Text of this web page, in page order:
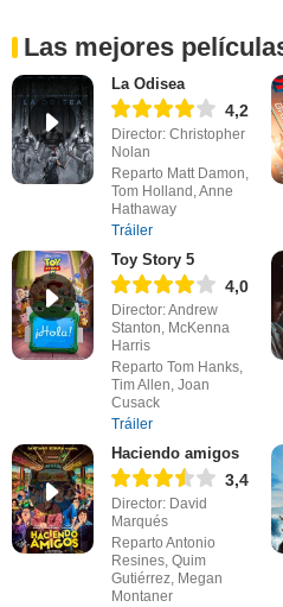
Las mejores
La Odisea
4,2
Director: Christopher
Nolan
Reparto Matt Damon,
Tom Holland, Anne
Hathaway
Tráiler
Toy Story 5
4,0
Director: Andrew
Stanton, McKenna
Harris
Reparto Tom Hanks,
Tim Allen, Joan
Cusack
Tráiler
Haciendo amigos
3,4
Director: David
Marqués
Reparto Antonio
Resines, Quim
Gutiérrez, Megan
Montaner